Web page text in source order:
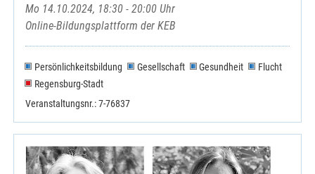
Mo 14.10.2024, 18:30 - 20:00 Uhr
Online-Bildungsplattform der KEB
Persönlichkeitsbildung Gesellschaft Gesundheit
Flucht
Regensburg-Stadt
Veranstaltungsnr.: 7-76837